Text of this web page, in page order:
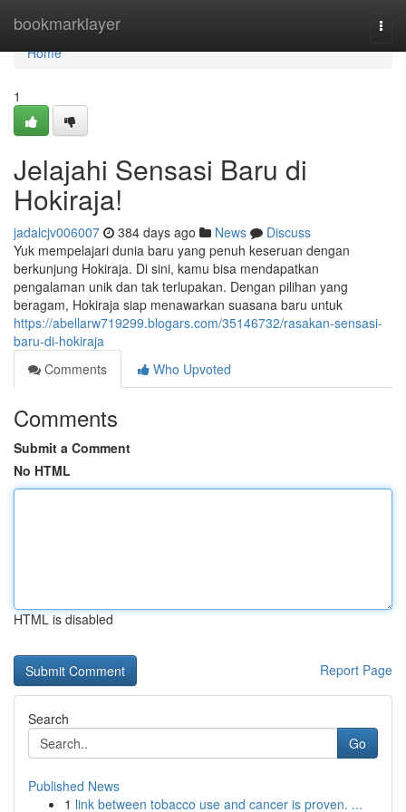
bookmarklayer
Home
Home
1
Jelajahi Sensasi Baru di
Hokiraja!
jadalcjv006007 384 days ago News
Discuss
Yuk mempelajari dunia baru yang penuh keseruan dengan
berkunjung Hokiraja. Di sini, kamu bisa mendapatkan
pengalaman unik dan tak terlupakan. Dengan pilihan yang
beragam, Hokiraja siap menawarkan suasana baru untuk
https://abellarw719299.blogars.com/35146732/rasakan-sensasi-
baru-di-hokiraja
Comments
Who Upvoted
Comments
Submit a Comment
No HTML
HTML is disabled
Report Page
Search
Go
Published News
1 link between tobacco use and cancer is proven. ...